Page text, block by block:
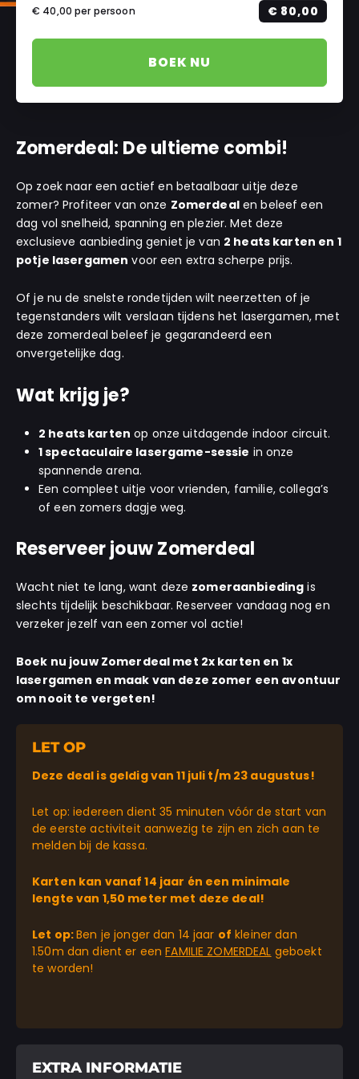
€ 40,00per persoon € 80,00
BOEK NU
Zomerdeal: De ultieme combi!
Op zoek naar een actief en betaalbaar uitje deze
zomer? Profiteer van onze Zomerdealen beleef een
dag vol snelheid, spanning en plezier. Met deze
exclusieve aanbieding geniet je van 2 heats karten en 1
potje lasergamen voor een extra scherpe prijs.
Of je nu de snelste rondetijden wilt neerzetten of je
tegenstanders wilt verslaan tijdens het lasergamen, met
deze zomerdeal beleef je gegarandeerd een
onvergetelijke dag.
Wat krijg je?
2 heats karten op onze uitdagende indoor circuit.
1 spectaculaire lasergame-sessie in onze
spannende arena.
Een compleet uitje voor vrienden, familie, collega’s
of een zomers dagje weg.
Reserveer jouw Zomerdeal
Wacht niet te lang, want deze zomeraanbieding is
slechts tijdelijk beschikbaar. Reserveer vandaag nog en
verzeker jezelf van een zomer vol actie!
Boek nu jouw Zomerdeal met 2x karten en 1x
lasergamen en maak van deze zomer een avontuur
om nooit te vergeten!
LET OP
Deze deal is geldig van 11 juli t/m 23 augustus!
Let op: iedereen dient 35 minuten vóór de start van
de eerste activiteit aanwezig te zijn en zich aan te
melden bij de kassa.
Karten kan vanaf 14 jaar én een minimale
lengte van 1,50 meter met deze deal!
Let op:Ben je jonger dan 14 jaar of kleiner dan
1.50m dan dient er eenFAMILIE ZOMERDEAL geboekt
te worden!
EXTRA INFORMATIE